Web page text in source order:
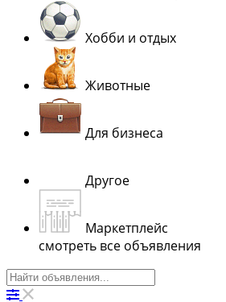
Хобби и отдых
Животные
Для бизнеса
Другое
Маркетплейс
смотреть все объявления